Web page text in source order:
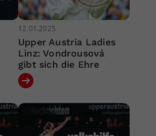
12.01.2025
Upper Austria Ladies
Linz: Vondrousová
gibt sich die Ehre